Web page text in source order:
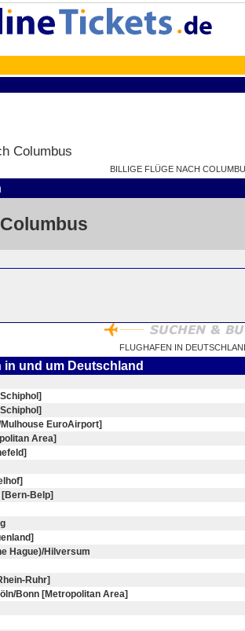
Columbus
BILLIGE FLÜGE NACH
Columbus
FLUGHAFEN IN
in und um Deutschland
EuroAirport]
Area]
Belp]
Hague)/Hilversum
Ruhr]
Bonn [Metropolitan Area]